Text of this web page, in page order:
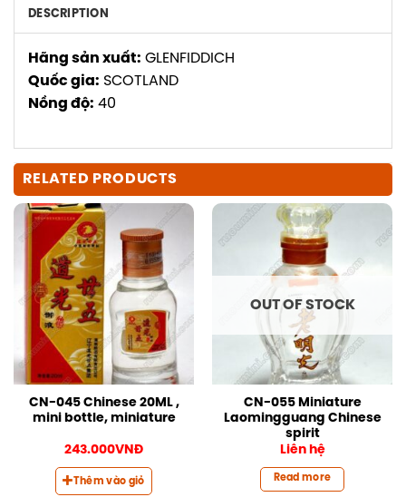
DESCRIPTION
Hãng sản xuất: GLENFIDDICH
Quốc gia: SCOTLAND
Nồng độ: 40
RELATED PRODUCTS
CN-045 Chinese 20ML ,
mini bottle, miniature
243.000VNĐ
Thêm vào giỏ
OUT OF STOCK
CN-055 Miniature
Laomingguang Chinese
spirit
Liên hệ
Read more